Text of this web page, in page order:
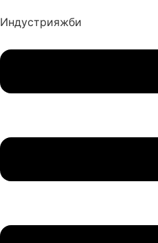
Индустрияжби